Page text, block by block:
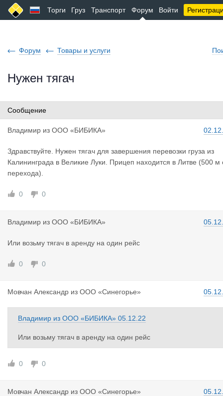
Торги Груз Транспорт Форум Войти
Форум Товары и услуги
Нужен тягач
Сообщение
Владимир из ООО «БИБИКА»
Здравствуйте. Нужен тягач для завершения перевозки груза из
Калининграда в Великие Луки. Прицеп находится в Литве (500 м
перехода).
0 0
Владимир из ООО «БИБИКА»
Или возьму тягач в аренду на один рейс
0 0
Мовчан Александр из ООО «Синегорье»
Владимир из ООО «БИБИКА» 05.12.22
Или возьму тягач в аренду на один рейс
0 0
Мовчан Александр из ООО «Синегорье»